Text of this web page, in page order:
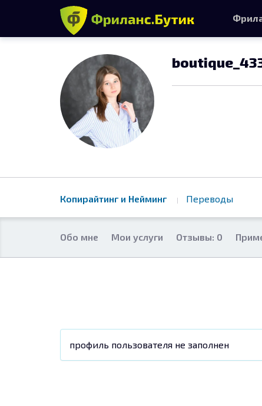
Копирайтинг и Нейминг Переводы
Обо мне Мои услуги Отзывы: 0
профиль пользователя не заполнен